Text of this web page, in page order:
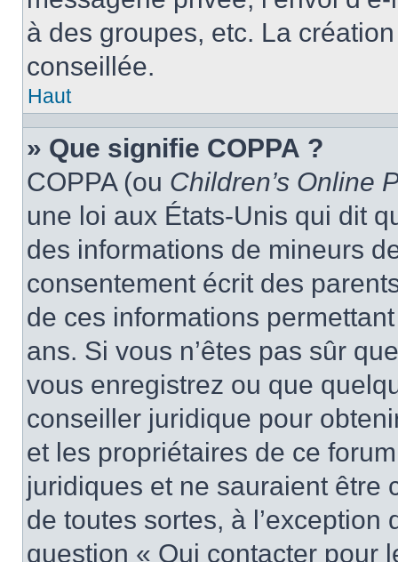
à des groupes, etc. La
conseillée.
Haut
» Que signifie COPPA ?
COPPA (ou Children’s Online
une loi aux États-Unis qui dit
des informations de mineurs
consentement écrit des
de ces informations
ans. Si vous n’êtes pas sûr
vous enregistrez ou que
conseiller juridique pour
et les propriétaires de ce
juridiques et ne sauraient être
de toutes sortes, à
question « Qui contacter pour